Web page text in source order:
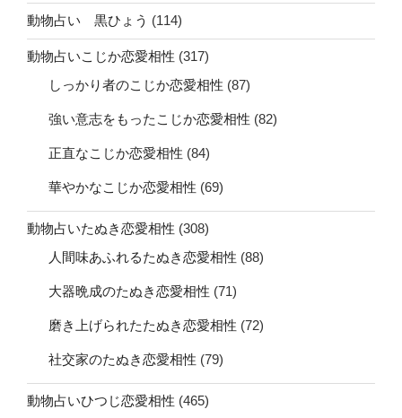
動物占い 黒ひょう (114)
動物占いこじか恋愛相性 (317)
しっかり者のこじか恋愛相性 (87)
強い意志をもったこじか恋愛相性 (82)
正直なこじか恋愛相性 (84)
華やかなこじか恋愛相性 (69)
動物占いたぬき恋愛相性 (308)
人間味あふれるたぬき恋愛相性 (88)
大器晩成のたぬき恋愛相性 (71)
磨き上げられたたぬき恋愛相性 (72)
社交家のたぬき恋愛相性 (79)
動物占いひつじ恋愛相性 (465)